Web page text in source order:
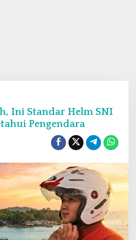
Ini Standar Helm SNI
Pengendara